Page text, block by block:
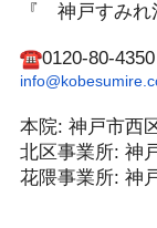
『 神戸すみ
0120-80-4350
本院: 神戸市西
北区事業所: 神
花隈事業所: 神